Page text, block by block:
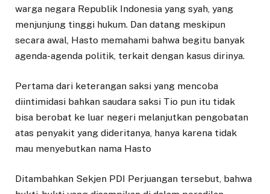
warga negara Republik Indonesia yang syah, yang
menjunjung tinggi hukum. Dan datang meskipun
secara awal, Hasto memahami bahwa begitu banyak
agenda-agenda politik, terkait dengan kasus dirinya.
Pertama dari keterangan saksi yang mencoba
diintimidasi bahkan saudara saksi Tio pun itu tidak
bisa berobat ke luar negeri melanjutkan pengobatan
atas penyakit yang dideritanya, hanya karena tidak
mau menyebutkan nama Hasto
Ditambahkan Sekjen PDI Perjuangan tersebut, bahwa